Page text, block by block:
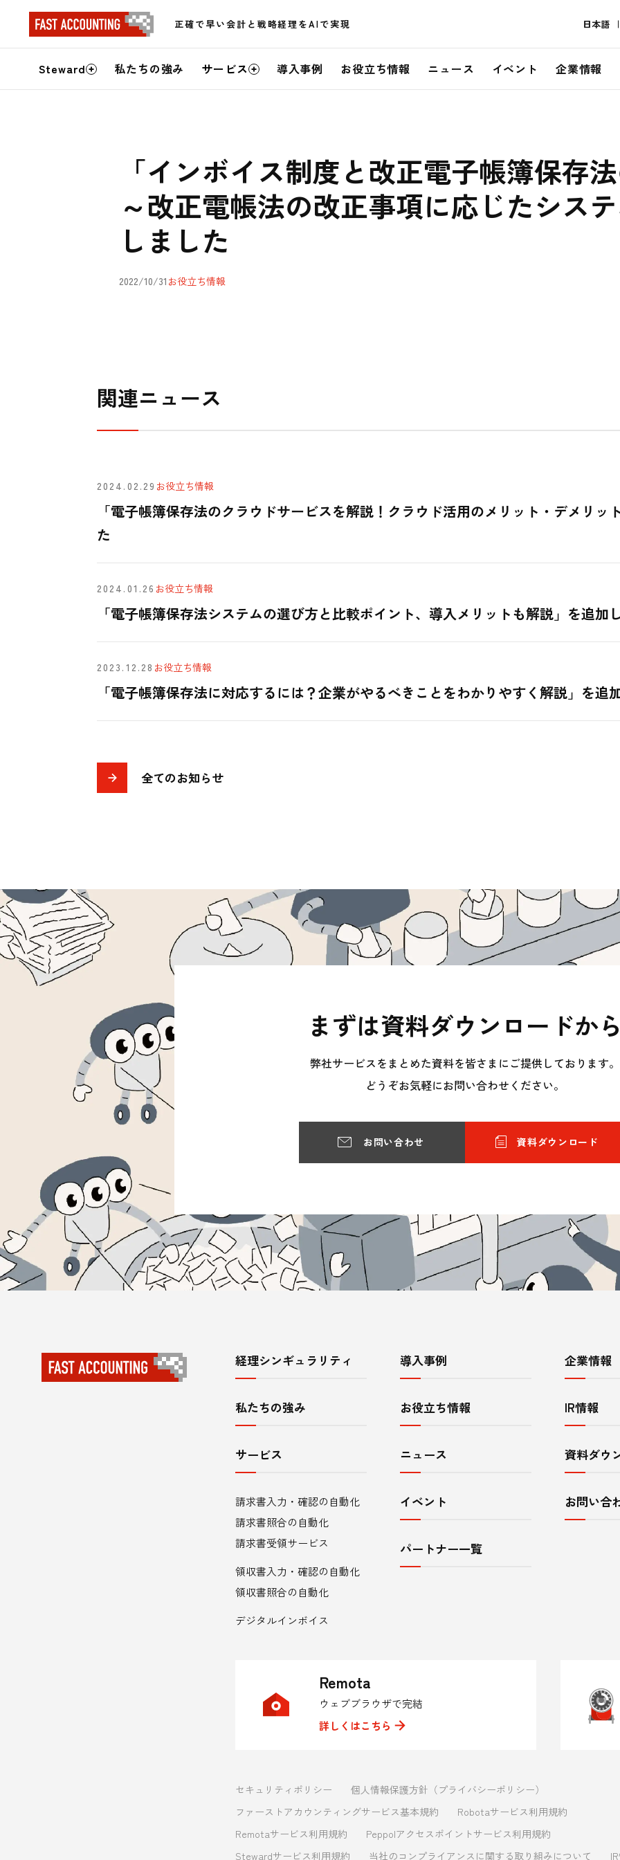
正確で早い会計と戦略経理をAIで実現 日本語
サ
イ
Steward 私たちの強み サービス 導入事例 お役立ち情報 ニュース イベント 企業情報
「インボイス制度と改正電子帳簿保存
～改正電帳法の改正事項に応じたシス
しました
2022/10/31 お役立ち情報
関連ニュース
2024.02.29 お役立ち情報
「電子帳簿保存法のクラウドサービスを解説！クラウド活用のメリット・デメリ
た
2024.01.26 お役立ち情報
「電子帳簿保存法システムの選び方と比較ポイント、導入メリットも解説」を追加
2023.12.28 お役立ち情報
「電子帳簿保存法に対応するには？企業がやるべきことをわかりやすく解説」を追
全てのお知らせ
まずは資料ダウンロードか
弊社サービスをまとめた資料を皆さまにご提供しております。
どうぞお気軽にお問い合わせください。
お問い合わせ 資料ダウンロード
サ
ト
内
ニ
ュ
ー
経理シンギュラリティ
私たちの強み
サービス
請求書入力・確認の自動化
請求書照合の自動化
請求書受領サービス
領収書入力・確認の自動化
領収書照合の自動化
デジタルインボイス
導入事例
お役立ち情報
ニュース
イベント
パートナー一覧
企業情報
IR情報
資料ダウ
お問い合
Remota
ウェブブラウザで完結
詳しくはこちら
セキュリティポリシー
個人情報保護方針（プライバシーポリシー）
ファーストアカウンティングサービス基本規約
Robotaサービス利用規約
Remotaサービス利用規約
Peppolアクセスポイントサービス利用規約
Stewardサービス利用規約
当社のコンプライアンスに関する取り組みについて